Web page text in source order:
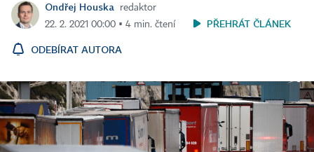
Ondřej Houska
redaktor
22. 2. 2021 00:00 ▪ 4 min. čtení
PŘEHRÁT ČLÁNEK
ODEBÍRAT AUTORA